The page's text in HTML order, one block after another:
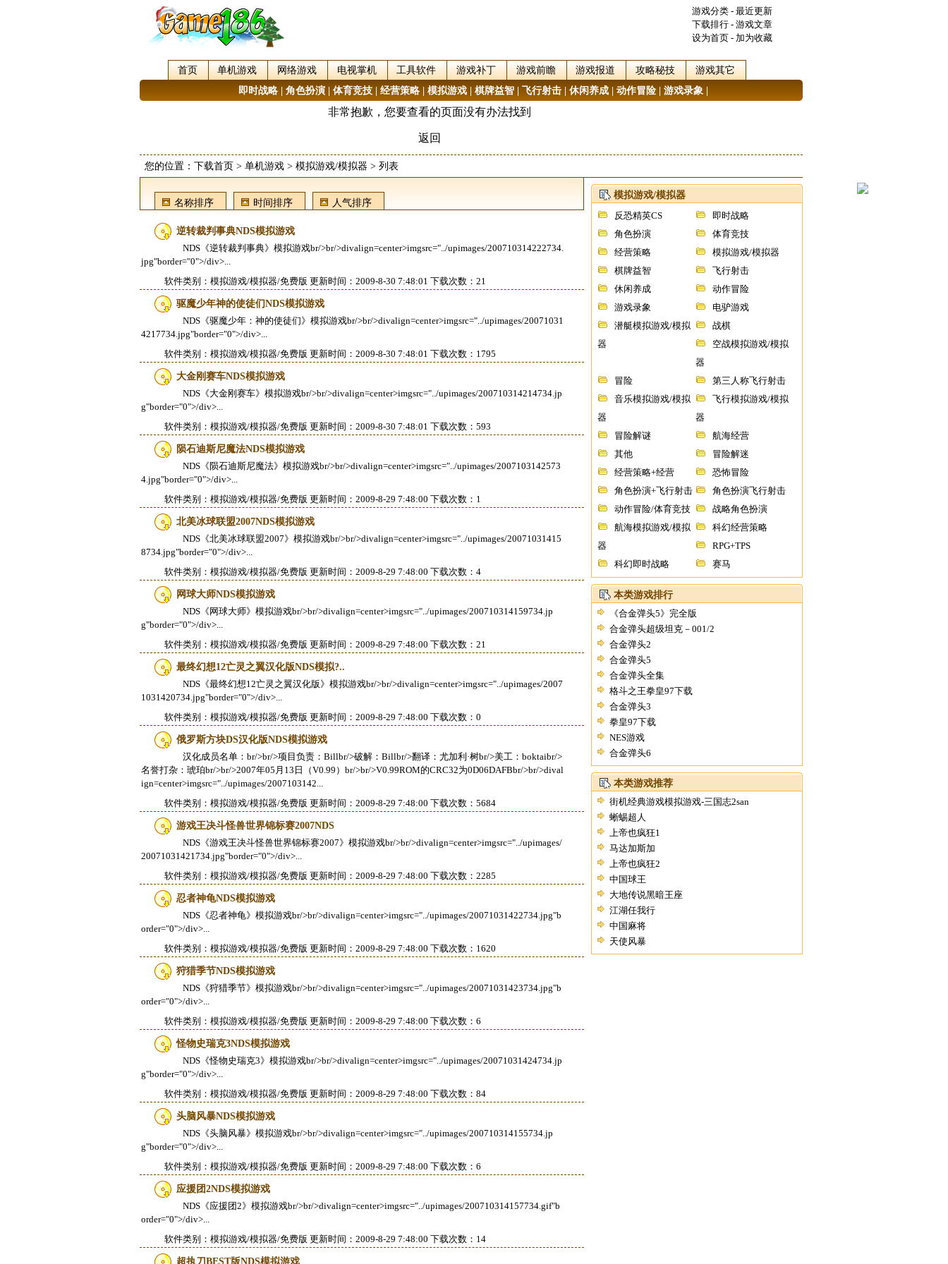
游戏分类 - 最近更新
下载排行 - 游戏文章
设为首页 - 加为收藏
首页 单机游戏 网络游戏 电视掌机 工具软件 游戏补丁 游戏前瞻 游戏报道 攻略秘技
游戏其它
即时战略 |角色扮演 |体育竞技 |经营策略 |模拟游戏 |棋牌益智 飞行射击 |休闲养成 |动作冒险 |游戏录象
您的位置： 下载首页 > 单机游戏> 模拟游戏/模拟器 > 列表
模拟游戏/模拟器
反恐精英CS
即时战略
角色扮演
体育竞技
经营策略
模拟游戏/模拟器
棋牌益智
飞行射击
休闲养成
动作冒险
游戏录象
电驴游戏
潜艇模拟游戏/模拟
器
战棋
空战模拟游戏/模拟
器
冒险
第三人称飞行射击
音乐模拟游戏/模拟
器
飞行模拟游戏/模拟
器
冒险解谜
航海经营
其他
冒险解迷
经营策略+经营
恐怖冒险
角色扮演+飞行射击
角色扮演飞行射击
动作冒险/体育竞技
战略角色扮演
航海模拟游戏/模拟
器
科幻经营策略
RPG+TPS
科幻即时战略
赛马
本类游戏排行
《合金弹头5》完全版
合金弹头超级坦克－001/2
合金弹头2
合金弹头5
合金弹头全集
格斗之王拳皇97下载
合金弹头3
拳皇97下载
NES游戏
合金弹头6
本类游戏推荐
街机经典游戏模拟游戏-三国志2san
蜥蜴超人
上帝也疯狂1
马达加斯加
上帝也疯狂2
中国球王
大地传说黑暗王座
江湖任我行
中国麻将
天使风暴
名称排序 时间排序 人气排序
逆转裁判事典NDS模拟游戏
NDS《逆转裁判事典》模拟游戏br/>br/>divalign=center>imgsrc="../upimages/200710314222734.
jpg"border="0">/div>...
软件类别：模拟游戏/模拟器/免费版 更新时间：2009-8-30 7:48:01 下载次数：21
驱魔少年神的使徒们NDS模拟游戏
NDS《驱魔少年：神的使徒们》模拟游戏br/>br/>divalign=center>imgsrc="../upimages/20071031
4217734.jpg"border="0">/div>...
软件类别：模拟游戏/模拟器/免费版 更新时间：2009-8-30 7:48:01 下载次数：1795
大金刚赛车NDS模拟游戏
NDS《大金刚赛车》模拟游戏br/>br/>divalign=center>imgsrc="../upimages/200710314214734.jp
g"border="0">/div>...
软件类别：模拟游戏/模拟器/免费版 更新时间：2009-8-30 7:48:01 下载次数：593
陨石迪斯尼魔法NDS模拟游戏
NDS《陨石迪斯尼魔法》模拟游戏br/>br/>divalign=center>imgsrc="../upimages/2007103142573
4.jpg"border="0">/div>...
软件类别：模拟游戏/模拟器/免费版 更新时间：2009-8-29 7:48:00 下载次数：1
北美冰球联盟2007NDS模拟游戏
NDS《北美冰球联盟2007》模拟游戏br/>br/>divalign=center>imgsrc="../upimages/20071031415
8734.jpg"border="0">/div>...
软件类别：模拟游戏/模拟器/免费版 更新时间：2009-8-29 7:48:00 下载次数：4
网球大师NDS模拟游戏
NDS《网球大师》模拟游戏br/>br/>divalign=center>imgsrc="../upimages/200710314159734.jp
g"border="0">/div>...
软件类别：模拟游戏/模拟器/免费版 更新时间：2009-8-29 7:48:00 下载次数：21
最终幻想12亡灵之翼汉化版NDS模拟?..
NDS《最终幻想12亡灵之翼汉化版》模拟游戏br/>br/>divalign=center>imgsrc="../upimages/2007
1031420734.jpg"border="0">/div>...
软件类别：模拟游戏/模拟器/免费版 更新时间：2009-8-29 7:48:00 下载次数：0
俄罗斯方块DS汉化版NDS模拟游戏
汉化成员名单：br/>br/>项目负责：Billbr/>破解：Billbr/>翻译：尤加利·树br/>美工：boktaibr/>
名誉打杂：琥珀br/>br/>2007年05月13日（V0.99）br/>br/>V0.99ROM的CRC32为0D06DAFBbr/>br/>dival
ign=center>imgsrc="../upimages/2007103142...
软件类别：模拟游戏/模拟器/免费版 更新时间：2009-8-29 7:48:00 下载次数：5684
游戏王决斗怪兽世界锦标赛2007NDS
NDS《游戏王决斗怪兽世界锦标赛2007》模拟游戏br/>br/>divalign=center>imgsrc="../upimages/
20071031421734.jpg"border="0">/div>...
软件类别：模拟游戏/模拟器/免费版 更新时间：2009-8-29 7:48:00 下载次数：2285
忍者神龟NDS模拟游戏
NDS《忍者神龟》模拟游戏br/>br/>divalign=center>imgsrc="../upimages/20071031422734.jpg"b
order="0">/div>...
软件类别：模拟游戏/模拟器/免费版 更新时间：2009-8-29 7:48:00 下载次数：1620
狩猎季节NDS模拟游戏
NDS《狩猎季节》模拟游戏br/>br/>divalign=center>imgsrc="../upimages/20071031423734.jpg"b
order="0">/div>...
软件类别：模拟游戏/模拟器/免费版 更新时间：2009-8-29 7:48:00 下载次数：6
怪物史瑞克3NDS模拟游戏
NDS《怪物史瑞克3》模拟游戏br/>br/>divalign=center>imgsrc="../upimages/20071031424734.jp
g"border="0">/div>...
软件类别：模拟游戏/模拟器/免费版 更新时间：2009-8-29 7:48:00 下载次数：84
头脑风暴NDS模拟游戏
NDS《头脑风暴》模拟游戏br/>br/>divalign=center>imgsrc="../upimages/200710314155734.jp
g"border="0">/div>...
软件类别：模拟游戏/模拟器/免费版 更新时间：2009-8-29 7:48:00 下载次数：6
应援团2NDS模拟游戏
NDS《应援团2》模拟游戏br/>br/>divalign=center>imgsrc="../upimages/200710314157734.gif"b
order="0">/div>...
软件类别：模拟游戏/模拟器/免费版 更新时间：2009-8-29 7:48:00 下载次数：14
超执刀BEST版NDS模拟游戏